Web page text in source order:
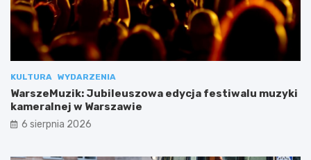
KULTURA WYDARZENIA
WarszeMuzik: Jubileuszowa edycja festiwalu muzyki
kameralnej w Warszawie
6 sierpnia 2026